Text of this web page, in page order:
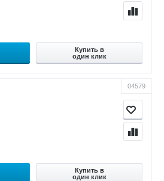
Купить в
один клик
04579
Купить в
один клик